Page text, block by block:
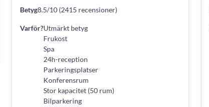
Betyg8.5/10 (2415 recensioner)
Varför?Utmärkt betyg
Frukost
Spa
24h-reception
Parkeringsplatser
Konferensrum
Stor kapacitet (50 rum)
Bilparkering